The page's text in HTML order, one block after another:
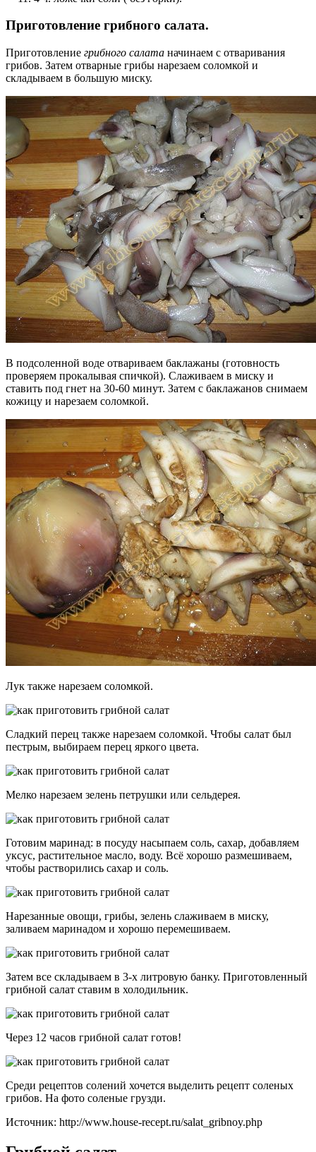
Приготовление грибного салата.
Приготовление грибного салата начинаем с отваривания
грибов. Затем отварные грибы нарезаем соломкой и
складываем в большую миску.
В подсоленной воде отвариваем баклажаны (готовность
проверяем прокалывая спичкой). Слаживаем в миску и
ставить под гнет на 30-60 минут. Затем с баклажанов снимаем
кожицу и нарезаем соломкой.
Лук также нарезаем соломкой.
Сладкий перец также нарезаем соломкой. Чтобы салат был
пестрым, выбираем перец яркого цвета.
Мелко нарезаем зелень петрушки или сельдерея.
Готовим маринад: в посуду насыпаем соль, сахар, добавляем
уксус, растительное масло, воду. Всё хорошо размешиваем,
чтобы растворились сахар и соль.
Нарезанные овощи, грибы, зелень слаживаем в миску,
заливаем маринадом и хорошо перемешиваем.
Затем все складываем в 3-х литровую банку. Приготовленный
грибной салат ставим в холодильник.
Через 12 часов грибной салат готов!
Среди рецептов солений хочется выделить рецепт соленых
грибов. На фото соленые грузди.
Источник: http://www.house-recept.ru/salat_gribnoy.php